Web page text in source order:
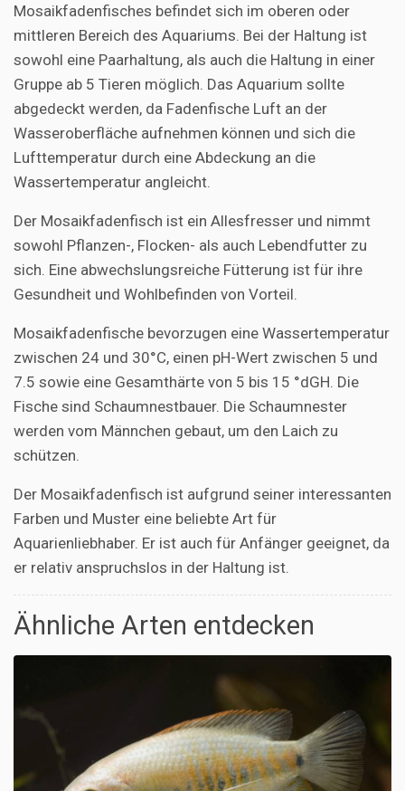
Mosaikfadenfisches befindet sich im oberen oder
mittleren Bereich des Aquariums. Bei der Haltung ist
sowohl eine Paarhaltung, als auch die Haltung in einer
Gruppe ab 5 Tieren möglich. Das Aquarium sollte
abgedeckt werden, da Fadenfische Luft an der
Wasseroberfläche aufnehmen können und sich die
Lufttemperatur durch eine Abdeckung an die
Wassertemperatur angleicht.
Der Mosaikfadenfisch ist ein Allesfresser und nimmt
sowohl Pflanzen-, Flocken- als auch Lebendfutter zu
sich. Eine abwechslungsreiche Fütterung ist für ihre
Gesundheit und Wohlbefinden von Vorteil.
Mosaikfadenfische bevorzugen eine Wassertemperatur
zwischen 24 und 30°C, einen pH-Wert zwischen 5 und
7.5 sowie eine Gesamthärte von 5 bis 15 °dGH. Die
Fische sind Schaumnestbauer. Die Schaumnester
werden vom Männchen gebaut, um den Laich zu
schützen.
Der Mosaikfadenfisch ist aufgrund seiner interessanten
Farben und Muster eine beliebte Art für
Aquarienliebhaber. Er ist auch für Anfänger geeignet, da
er relativ anspruchslos in der Haltung ist.
Ähnliche Arten entdecken